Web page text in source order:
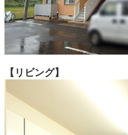
【リビング】